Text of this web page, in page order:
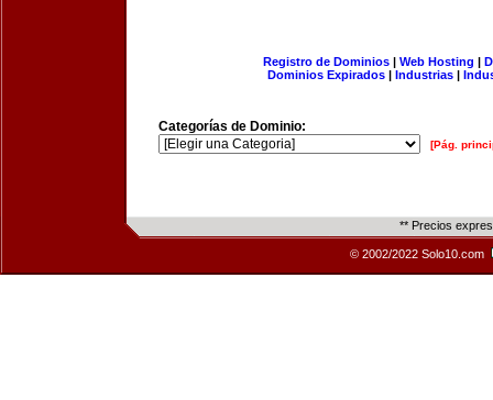
Registro de Dominios| Web Hosting |
Dominios Expirados | Industrias |
Categorías de Dominio:
[Pág.
** Precios
© 2002/2022 Solo10.com